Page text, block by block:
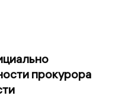
прокурора